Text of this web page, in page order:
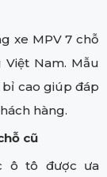
xe MPV 7 chỗ
Nam. Mẫu
cao giúp đáp
hàng.
cũ
ô tô được ưa